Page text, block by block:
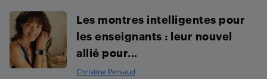
Les montres intelligentes pour
les enseignants : leur nouvel
allié pour...
Christine Persaud